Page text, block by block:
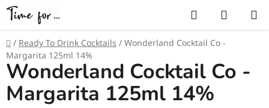
Přejít
obsah
Hledat
KOŠÍK
Domů
/ Ready To Drink Cocktails / Wonderland Cocktail Co -
Margarita 125ml 14%
Wonderland Cocktail Co -
Margarita 125ml 14%